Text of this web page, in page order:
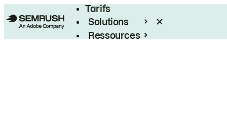
Tarifs
Solutions
Ressources